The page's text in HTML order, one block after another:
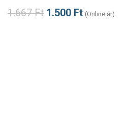
1.667Ft 1.500 Ft (Online ár)